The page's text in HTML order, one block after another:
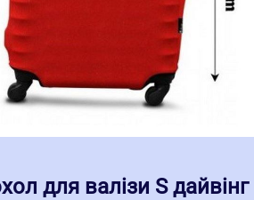
для валізи S дайвінг